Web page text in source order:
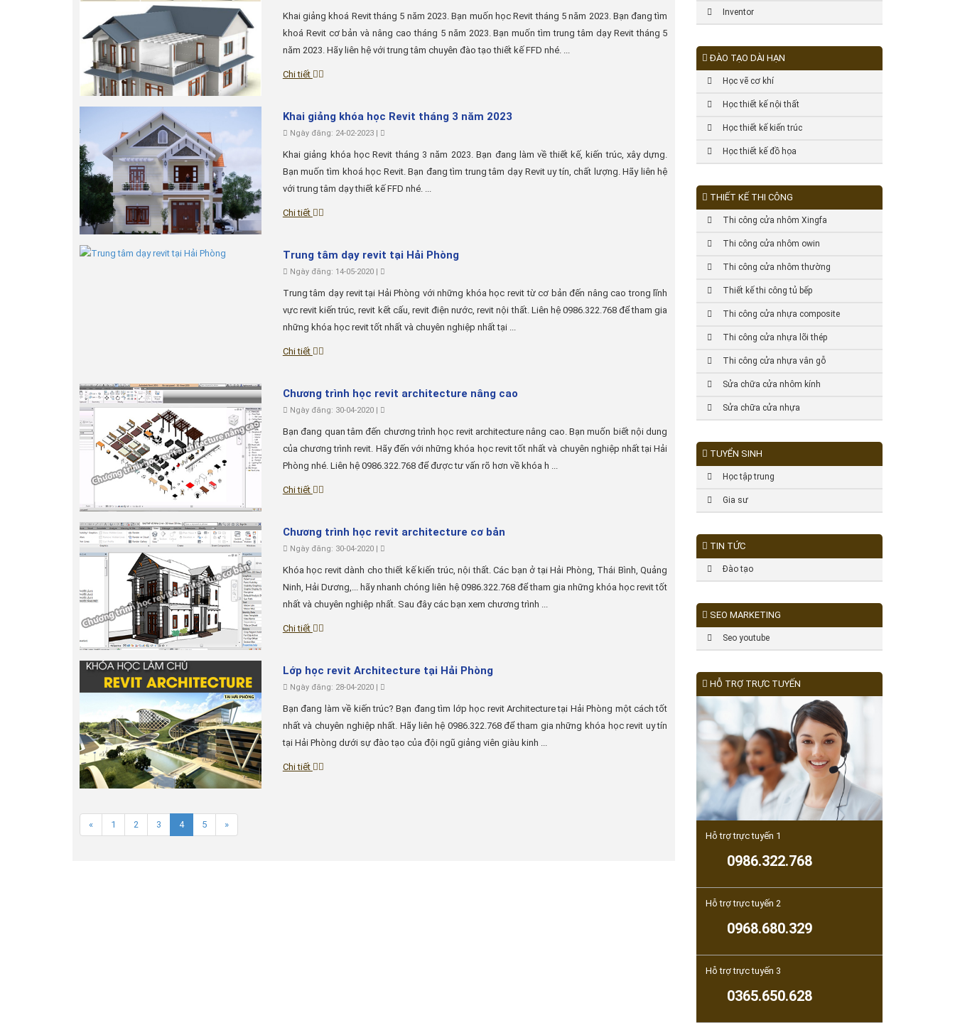
Khai giảng khoá Revit tháng 5 năm 2023. Bạn muốn học Revit tháng 5 năm 2023. Bạn đang tìm
khoá Revit cơ bản và nâng cao tháng 5 năm 2023. Bạn muốn tìm trung tâm dạy Revit tháng 5
năm 2023. Hãy liên hệ với trung tâm chuyên đào tạo thiết kế FFD nhé. ...
Chi tiết
Khai giảng khóa học Revit tháng 3 năm 2023
Ngày đăng: 24-02-2023 |
Khai giảng khóa học Revit tháng 3 năm 2023. Bạn đang làm về thiết kế, kiến trúc, xây dựng.
Bạn muốn tìm khoá học Revit. Bạn đang tìm trung tâm dạy Revit uy tín, chất lượng. Hãy liên hệ
với trung tâm dạy thiết kế FFD nhé. ...
Chi tiết
Trung tâm dạy revit tại Hải Phòng
Ngày đăng: 14-05-2020 |
Trung tâm dạy revit tại Hải Phòng với những khóa học revit từ cơ bản đến nâng cao trong lĩnh
vực revit kiến trúc, revit kết cấu, revit điện nước, revit nội thất. Liên hệ 0986.322.768 để tham gia
những khóa học revit tốt nhất và chuyên nghiệp nhất tại ...
Chi tiết
Chương trình học revit architecture nâng cao
Ngày đăng: 30-04-2020 |
Bạn đang quan tâm đến chương trình học revit architecture nâng cao. Bạn muốn biết nội dung
của chương trình revit. Hãy đến với những khóa học revit tốt nhất và chuyên nghiệp nhất tại Hải
Phòng nhé. Liên hệ 0986.322.768 để được tư vấn rõ hơn về khóa h ...
Chi tiết
Chương trình học revit architecture cơ bản
Ngày đăng: 30-04-2020 |
Khóa học revit dành cho thiết kế kiến trúc, nội thất. Các bạn ở tại Hải Phòng, Thái Bình, Quảng
Ninh, Hải Dương,... hãy nhanh chóng liên hệ 0986.322.768 để tham gia những khóa học revit tốt
nhất và chuyên nghiệp nhất. Sau đây các bạn xem chương trình ...
Chi tiết
Lớp học revit Architecture tại Hải Phòng
Ngày đăng: 28-04-2020 |
Bạn đang làm về kiến trúc? Bạn đang tìm lớp học revit Architecture tại Hải Phòng một cách tốt
nhất và chuyên nghiệp nhất. Hãy liên hệ 0986.322.768 để tham gia những khóa học revit uy tín
tại Hải Phòng dưới sự đào tạo của đội ngũ giảng viên giàu kinh ...
Chi tiết
« 1 2 3 4 5 »
Inventor
ĐÀO TẠO DÀI HẠN
Học vẽ cơ khí
Học thiết kế nội thất
Học thiết kế kiến trúc
Học thiết kế đồ họa
THIẾT KẾ THI CÔNG
Thi công cửa nhôm Xingfa
Thi công cửa nhôm owin
Thi công cửa nhôm thường
Thiết kế thi công tủ bếp
Thi công cửa nhựa composite
Thi công cửa nhựa lõi thép
Thi công cửa nhựa vân gỗ
Sửa chữa cửa nhôm kính
Sửa chữa cửa nhựa
TUYỂN SINH
Học tập trung
Gia sư
TIN TỨC
Đào tạo
SEO MARKETING
Seo youtube
HỖ TRỢ TRỰC TUYẾN
Hỗ trợ trực tuyến 1
0986.322.768
Hỗ trợ trực tuyến 2
0968.680.329
Hỗ trợ trực tuyến 3
0365.650.628